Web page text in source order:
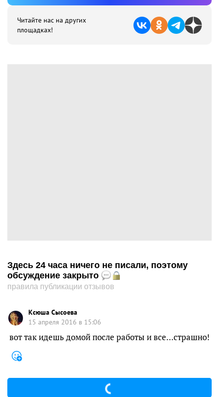
Читайте нас на других
площадках!
Здесь 24 часа ничего не писали, поэтому
обсуждение закрыто
правила публикации отзывов
Ксюша Сысоева
15 апреля 2016 в 15:06
вот так идешь домой после работы и все…страшно!